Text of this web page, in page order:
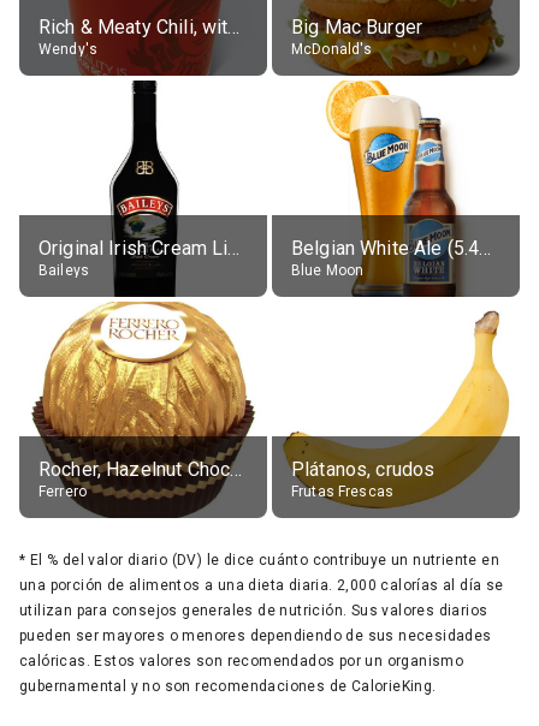
Rich & Meaty Chili, without toppings, large
Wendy's
Big Mac Burger
McDonald's
Original Irish Cream Liqueur (17% alc.)
Baileys
Belgian White Ale (5.4% alc.)
Blue Moon
Rocher, Hazelnut Chocolate Ball
Ferrero
Plátanos, crudos
Frutas Frescas
* El % del valor diario (DV) le dice cuánto contribuye un nutriente en
una porción de alimentos a una dieta diaria. 2,000 calorías al día se
utilizan para consejos generales de nutrición. Sus valores diarios
pueden ser mayores o menores dependiendo de sus necesidades
calóricas. Estos valores son recomendados por un organismo
gubernamental y no son recomendaciones de CalorieKing.